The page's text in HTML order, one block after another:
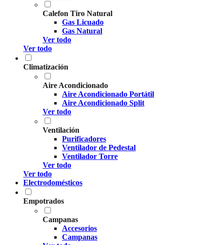
Calefon Tiro Natural
Gas Licuado
Gas Natural
Ver todo
Ver todo
Climatización
Aire Acondicionado
Aire Acondicionado Portátil
Aire Acondicionado Split
Ver todo
Ventilación
Purificadores
Ventilador de Pedestal
Ventilador Torre
Ver todo
Ver todo
Electrodomésticos
Empotrados
Campanas
Accesorios
Campanas